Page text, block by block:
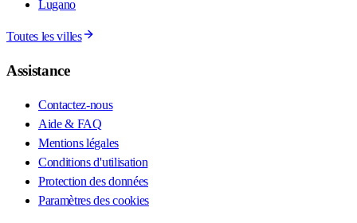
Lugano
Toutes les villes
Assistance
Contactez-nous
Aide & FAQ
Mentions légales
Conditions d'utilisation
Protection des données
Paramètres des cookies